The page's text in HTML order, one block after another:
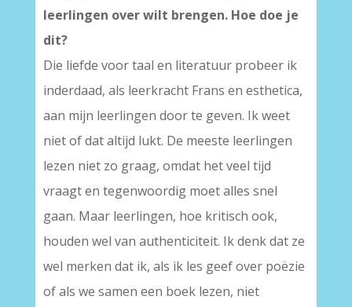
leerlingen over wilt brengen. Hoe doe je
dit?
Die liefde voor taal en literatuur probeer ik
inderdaad, als leerkracht Frans en esthetica,
aan mijn leerlingen door te geven. Ik weet
niet of dat altijd lukt. De meeste leerlingen
lezen niet zo graag, omdat het veel tijd
vraagt en tegenwoordig moet alles snel
gaan. Maar leerlingen, hoe kritisch ook,
houden wel van authenticiteit. Ik denk dat ze
wel merken dat ik, als ik les geef over poëzie
of als we samen een boek lezen, niet